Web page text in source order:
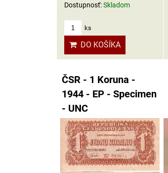
Dostupnosť:Skladom
ks
DO KOŠÍKA
ČSR - 1 Koruna -
1944 - EP - Specimen
- UNC